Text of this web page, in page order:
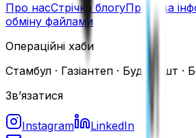
Про насСтрічка блогуПравова
обміну файлами
Операційні хаби
Стамбул · Газіантеп · Будапешт ·
Зв’язатися
Instagram LinkedIn